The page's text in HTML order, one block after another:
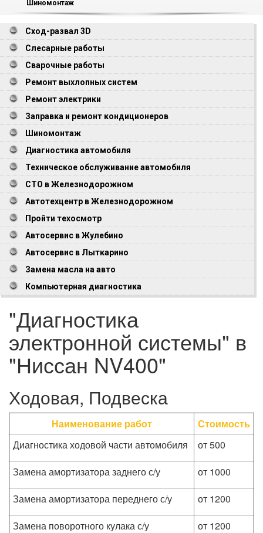
Шиномонтаж
Сход-развал 3D
Слесарные работы
Сварочные работы
Ремонт выхлопных систем
Ремонт электрики
Заправка и ремонт кондиционеров
Шиномонтаж
Диагностика автомобиля
Техническое обслуживание автомобиля
СТО в Железнодорожном
Автотехцентр в Железнодорожном
Пройти техосмотр
Автосервис в Жулебино
Автосервис в Лыткарино
Замена масла на авто
Компьютерная диагностика
"Диагностика
электронной системы" в
"Ниссан NV400"
Ходовая, Подвеска
Наименование работ
Стоимость
Диагностика ходовой части автомобиля
от 500
Замена амортизатора заднего с/у
от 1000
Замена амортизатора переднего с/у
от 1200
Замена поворотного кулака с/у
от 1200